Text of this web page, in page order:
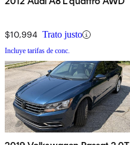
$10,994 Trato justo
Incluye tarifas de conc.